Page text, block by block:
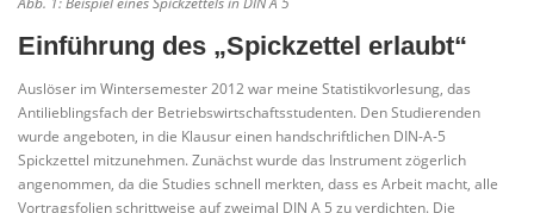
Einführung des „Spickzettel erlaubt“
Auslöser im Wintersemester 2012 war meine Statistikvorlesung, das
Antilieblingsfach der Betriebswirtschaftsstudenten. Den Studierenden
wurde angeboten, in die Klausur einen handschriftlichen DIN-A-5
Spickzettel mitzunehmen. Zunächst wurde das Instrument zögerlich
angenommen, da die Studies schnell merkten, dass es Arbeit macht, alle
Vortragsfolien schrittweise auf zweimal DIN A 5 zu verdichten. Die